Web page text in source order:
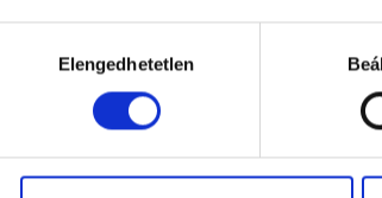
kiválasztásaElengedhetetlen